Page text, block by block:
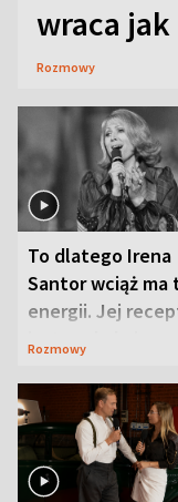
wraca
Rozmowy
To dlatego Irena
Santor wciąż ma
energii. Jej
jest zaskakująco
Rozmowy